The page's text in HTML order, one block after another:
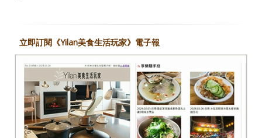
立即訂閱《Yilan美食生活玩家》電子報